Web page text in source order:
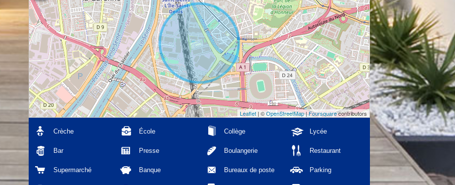
Leaflet | ©OpenStreetMap|Foursquarecontributors
Crèche École Collège Lycée
Bar Presse Boulangerie Restaurant
Supermarché Banque Bureaux de poste Parking